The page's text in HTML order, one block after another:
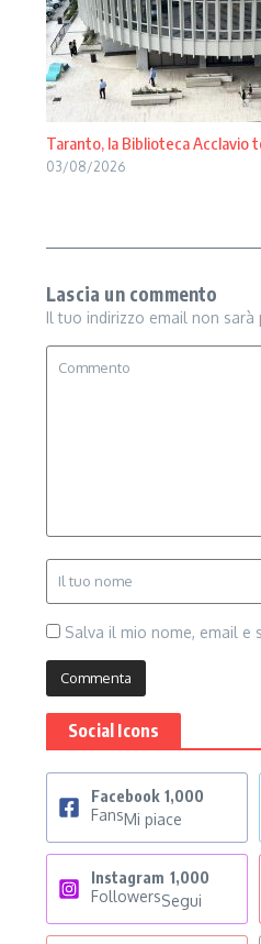
Taranto, la Biblioteca Acclavio
03/08/2026
Lascia un commento
Il tuo indirizzo email non sarà
Salva il mio nome, email
Social Icons
Facebook 1,000
FansMi piace
Instagram 1,000
FollowersSegui